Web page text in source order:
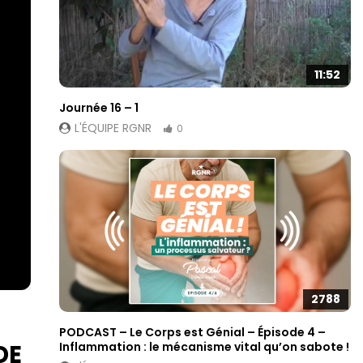
11:52
Journée 16 – 1
L'ÉQUIPE RGNR
0
2788
PODCAST – Le Corps est Génial – Épisode 4 –
Inflammation : le mécanisme vital qu’on sabote !